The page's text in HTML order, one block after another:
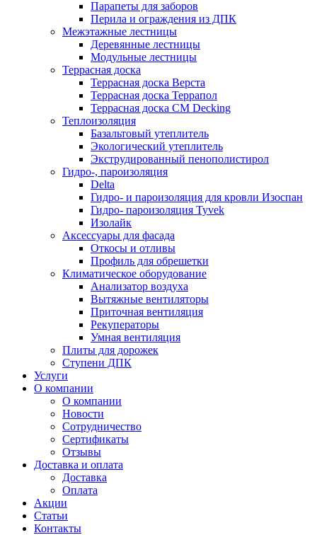
Парапеты для заборов
Перила и ограждения из ДПК
Межэтажные лестницы
Деревянные лестницы
Модульные лестницы
Террасная доска
Террасная доска Верста
Террасная доска Террапол
Террасная доска CM Decking
Теплоизоляция
Базальтовый утеплитель
Экологический утеплитель
Экструдированный пенополистирол
Гидро-, пароизоляция
Delta
Гидро- и пароизоляция для кровли Изоспан
Гидро- пароизоляция Tyvek
Изолайк
Аксессуары для фасада
Откосы и отливы
Профиль для обрешетки
Климатическое оборудование
Анализатор воздуха
Вытяжные вентиляторы
Приточная вентиляция
Рекуператоры
Умная вентиляция
Плиты для дорожек
Ступени ДПК
Услуги
О компании
О компании
Новости
Сотрудничество
Сертификаты
Отзывы
Доставка и оплата
Доставка
Оплата
Акции
Статьи
Контакты